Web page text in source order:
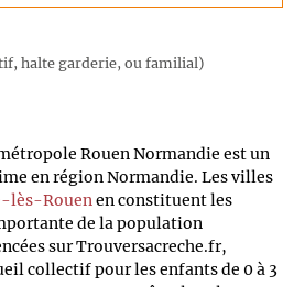
halte garderie, ou familial)
Rouen Normandie est un
en région Normandie. Les villes
lès-Rouenen constituent les
de la population
sur Trouversacreche.fr,
collectif pour les enfants de 0 à 3